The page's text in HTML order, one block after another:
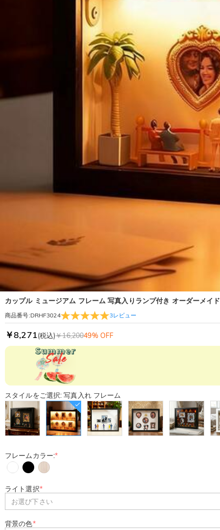
カップル ミュージアム フレーム 写真入りランプ付き オーダーメイド
商品番号:DRHF3024 3レビュー
￥8,271(税込)￥16,20049% OFF
スタイルをご選択: 写真入れ フレーム
フレームカラー:*
ライト選択*
お選び下さい
背景の色*